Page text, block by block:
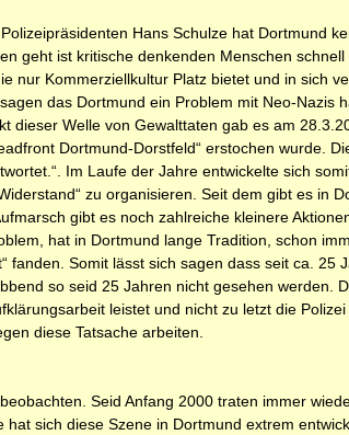
Hans Schulze hat Dortmund
geht ist kritische denkenden Menschen
nur Kommerziellkultur Platz bietet und in sich
das Dortmund ein Problem mit Neo-Nazis
Welle von Gewalttaten gab es am
Dortmund-Dorstfeld“ erstochen wurde.
Im Laufe der Jahre entwickelte sich
zu organisieren. Seit dem gibt es in
gibt es noch zahlreiche kleinere
hat in Dortmund lange Tradition, schon
Somit lässt sich sagen dass seit ca. 25
so seid 25 Jahren nicht gesehen werden.
leistet und nicht zu letzt die
diese Tatsache arbeiten.
Seid Anfang 2000 traten immer
sich diese Szene in Dortmund extrem